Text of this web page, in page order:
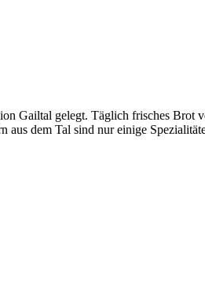
Gailtal gelegt. Täglich frisches Brot
dem Tal sind nur einige